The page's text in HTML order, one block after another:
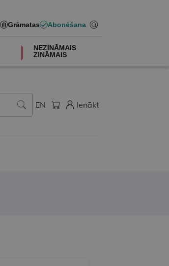
Grāmatas Abonēšana
NEZINĀMAIS
ZINĀMAIS
EN Ienākt